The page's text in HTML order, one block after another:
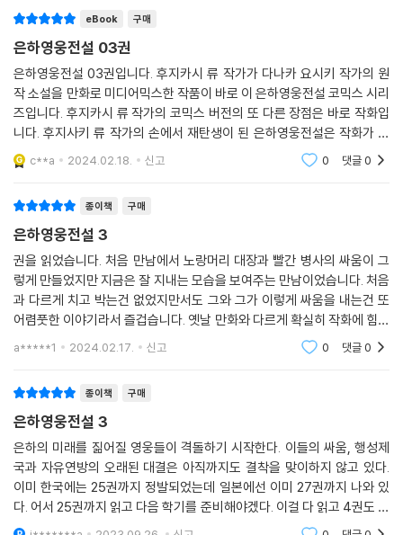
eBook 구매
은하영웅전설 03권
은하영웅전설 03권입니다. 후지카시 류 작가가 다나카 요시키 작가의 원
작 소설을 만화로 미디어믹스한 작품이 바로 이 은하영웅전설 코믹스 시리
즈입니다. 후지카시 류 작가의 코믹스 버전의 또 다른 장점은 바로 작화입
니다. 후지사키 류 작가의 손에서 재탄생이 된 은하영웅전설은 작화가 정
말 화려하고 훌륭합니다. 원작과는 다른 설정과 내용이 꽤 있기 때문에 원
작에 대한 고증이
c**a 2024.02.18. 신고 0 댓글0
종이책 구매
은하영웅전설 3
권을 읽었습니다. 처음 만남에서 노랑머리 대장과 빨간 병사의 싸움이 그
렇게 만들었지만 지금은 잘 지내는 모습을 보여주는 만남이었습니다. 처음
과 다르게 치고 박는건 없었지만서도 그와 그가 이렇게 싸움을 내는건 또
어렴풋한 이야기라서 즐겁습니다. 옛날 만화와 다르게 확실히 작화에 힘이
실려있고 보는 재미가 있습니다. 이게 어느정도 이야기도 잘 흐름이 진행
a*****1 2024.02.17. 신고 0 댓글0
종이책 구매
은하영웅전설 3
은하의 미래를 짊어질 영웅들이 격돌하기 시작한다. 이들의 싸움, 행성제
국과 자유연방의 오래된 대결은 아직까지도 결착을 맞이하지 않고 있다.
이미 한국에는 25권까지 정발되었는데 일본에선 이미 27권까지 나와 있
다. 어서 25권까지 읽고 다음 학기를 준비해야겠다. 이걸 다 읽고 4권도 읽
고 운동도 하고 이제 다가올 추석을 준비해야 겠다. 추석. 가을의 전설. 가